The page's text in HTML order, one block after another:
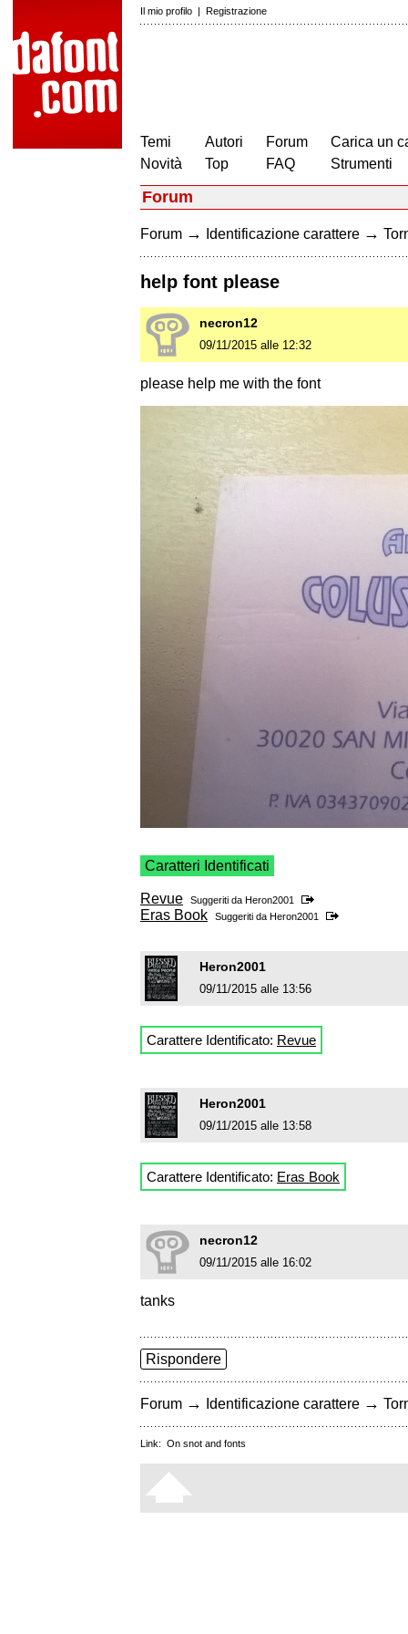
Il mio profilo | Registrazione
Temi
Novità
Autori
Top
Forum
FAQ
Carica un
Strumenti
Forum
Forum → Identificazione carattere →
help font please
necron12
09/11/2015 alle 12:32
please help me with the font
Caratteri Identificati
Revue Suggeriti da Heron2001
Eras Book Suggeriti da Heron2001
Heron2001
09/11/2015 alle 13:56
Carattere Identificato: Revue
Heron2001
09/11/2015 alle 13:58
Carattere Identificato: Eras Book
necron12
09/11/2015 alle 16:02
tanks
Rispondere
Forum → Identificazione carattere →
Link: On snot and fonts